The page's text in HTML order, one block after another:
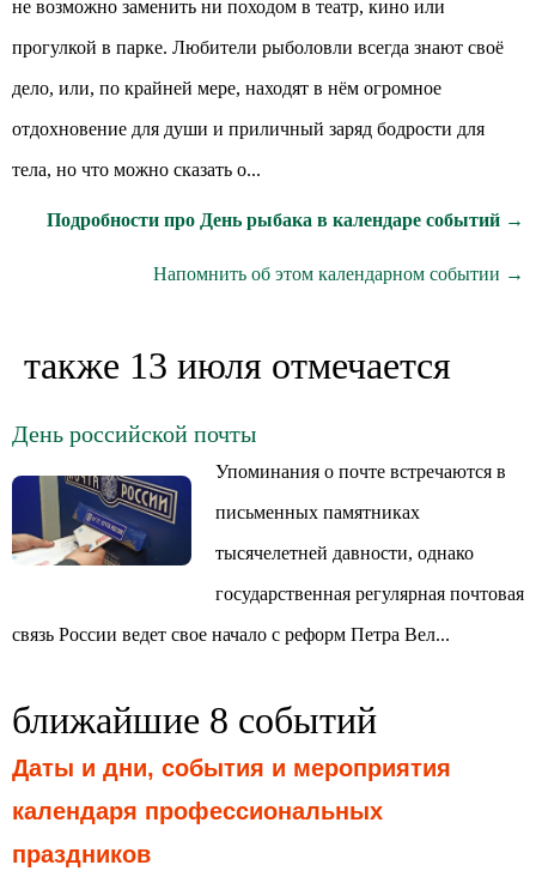
не возможно заменить ни походом в театр, кино или
прогулкой в парке. Любители рыболовли всегда знают своё
дело, или, по крайней мере, находят в нём огромное
отдохновение для души и приличный заряд бодрости для
тела, но что можно сказать о...
Подробности про День рыбака в календаре событий →
Напомнить об этом календарном событии →
также 13 июля отмечается
День российской почты
Упоминания о почте встречаются в
письменных памятниках
тысячелетней давности, однако
государственная регулярная почтовая
связь России ведет свое начало с реформ Петра Вел...
ближайшие 8 событий
Даты и дни, события и мероприятия
календаря профессиональных
праздников